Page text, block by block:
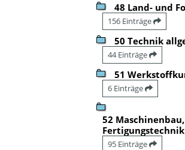
48 Land- und
156 Einträge
50 Technik
44 Einträge
51
6 Einträge
52
Fertigungstechnik
95 Einträge